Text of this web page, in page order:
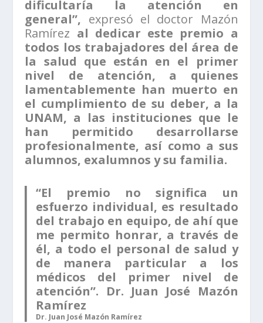
dificultaría la atención en
general”, expresó el doctor Mazón
Ramírez al dedicar este premio a
todos los trabajadores del área de
la salud que están en el primer
nivel de atención, a quienes
lamentablemente han muerto en
el cumplimiento de su deber, a la
UNAM, a las instituciones que le
han permitido desarrollarse
profesionalmente, así como a sus
alumnos, exalumnos y su familia.
“El premio no significa un
esfuerzo individual, es resultado
del trabajo en equipo, de ahí que
me permito honrar, a través de
él, a todo el personal de salud y
de manera particular a los
médicos del primer nivel de
atención”. Dr. Juan José Mazón
Ramírez
Dr. Juan José Mazón Ramírez